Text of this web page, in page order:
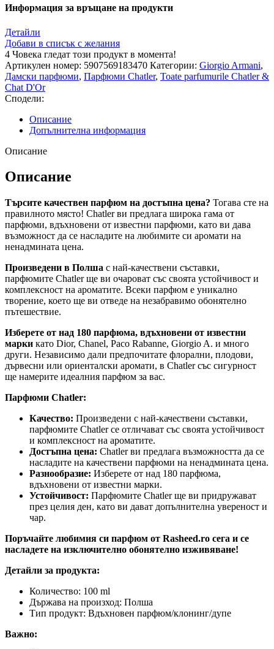
Информация за връщане на продукти
Детайли
Добави в списък с желания
4 Човека гледат този продукт в момента!
Артикулен номер: 5907569183470 Категории: Giorgio Armani,
Дамски парфюми, Парфюми Chatler, Toate parfumurile Chatler &
Chat D'Or
Сподели:
Описание
Допълнителна информация
Описание
Описание
Търсите качествен парфюм на достъпна цена? Тогава сте на
правилното място! Chatler ви предлага широка гама от
парфюми, вдъхновени от известни парфюми, като ви дава
възможност да се насладите на любимите си аромати на
ненадмината цена.
Произведени в Полша с най-качествени съставки,
парфюмите Chatler ще ви очароват със своята устойчивост и
комплексност на ароматите. Всеки парфюм е уникално
творение, което ще ви отведе на незабравимо обонятелно
пътешествие.
Изберете от над 180 парфюма, вдъхновени от известни
марки като Dior, Chanel, Paco Rabanne, Giorgio A. и много
други. Независимо дали предпочитате флорални, плодови,
дървесни или ориенталски аромати, в Chatler със сигурност
ще намерите идеалния парфюм за вас.
Парфюми Chatler:
Качество: Произведени с най-качествени съставки,
парфюмите Chatler се отличават със своята устойчивост
и комплексност на ароматите.
Достъпна цена: Chatler ви предлага възможността да се
насладите на качествени парфюми на ненадмината цена.
Разнообразие: Изберете от над 180 парфюма,
вдъхновени от известни марки.
Устойчивост: Парфюмите Chatler ще ви придружават
през целия ден, като ви дават допълнителна увереност и
чар.
Поръчайте любимия си парфюм от Rasheed.ro сега и се
насладете на изключително обонятелно изживяване!
Детайли за продукта:
Количество: 100 ml
Държава на произход: Полша
Тип продукт: Вдъхновен парфюм/клонинг/дупе
Важно: